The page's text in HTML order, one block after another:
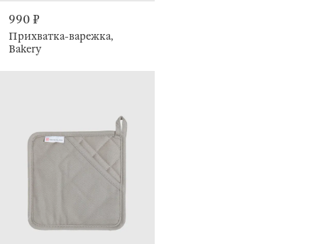
990 ₽
Прихватка-варежка,
Bakery